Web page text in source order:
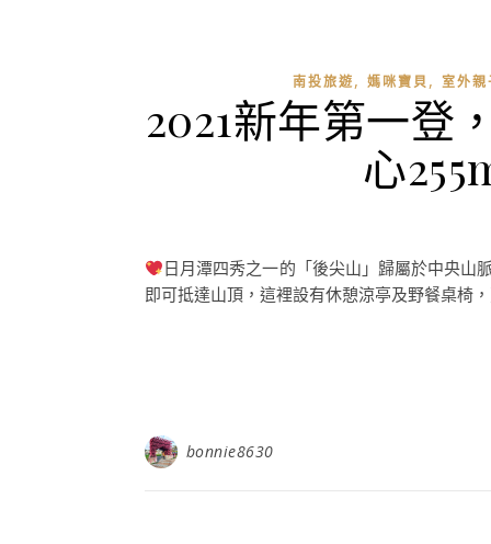
南投旅遊, 媽咪寶貝, 室外親
2021新年第一登
心
日月潭四秀之一的「後尖山」歸屬於中央山
即可抵達山頂，這裡設有休憩涼亭及野餐桌椅
bonnie8630